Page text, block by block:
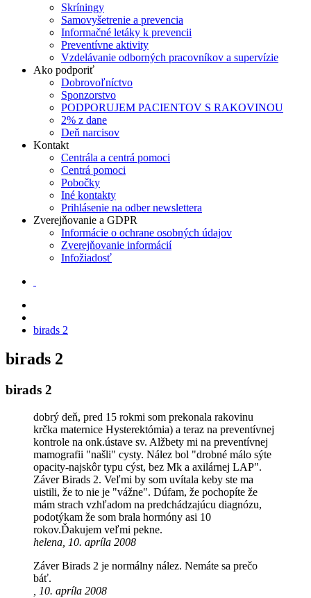
Skríningy
Samovyšetrenie a prevencia
Informačné letáky k prevencii
Preventívne aktivity
Vzdelávanie odborných pracovníkov a supervízie
Ako podporiť
Dobrovoľníctvo
Sponzorstvo
PODPORUJEM PACIENTOV S RAKOVINOU
2% z dane
Deň narcisov
Kontakt
Centrála a centrá pomoci
Centrá pomoci
Pobočky
Iné kontakty
Prihlásenie na odber newslettera
Zverejňovanie a GDPR
Informácie o ochrane osobných údajov
Zverejňovanie informácií
Infožiadosť
birads 2
birads 2
birads 2
dobrý deň, pred 15 rokmi som prekonala rakovinu
krčka maternice Hysterektómia) a teraz na preventívnej
kontrole na onk.ústave sv. Alžbety mi na preventívnej
mamografii "našli" cysty. Nález bol "drobné málo sýte
opacity-najskôr typu cýst, bez Mk a axilárnej LAP".
Záver Birads 2. Veľmi by som uvítala keby ste ma
uistili, že to nie je "vážne". Dúfam, že pochopíte že
mám strach vzhľadom na predchádzajúcu diagnózu,
podotýkam že som brala hormóny asi 10
rokov.Ďakujem veľmi pekne.
helena, 10. apríla 2008
Záver Birads 2 je normálny nález. Nemáte sa prečo
báť.
, 10. apríla 2008